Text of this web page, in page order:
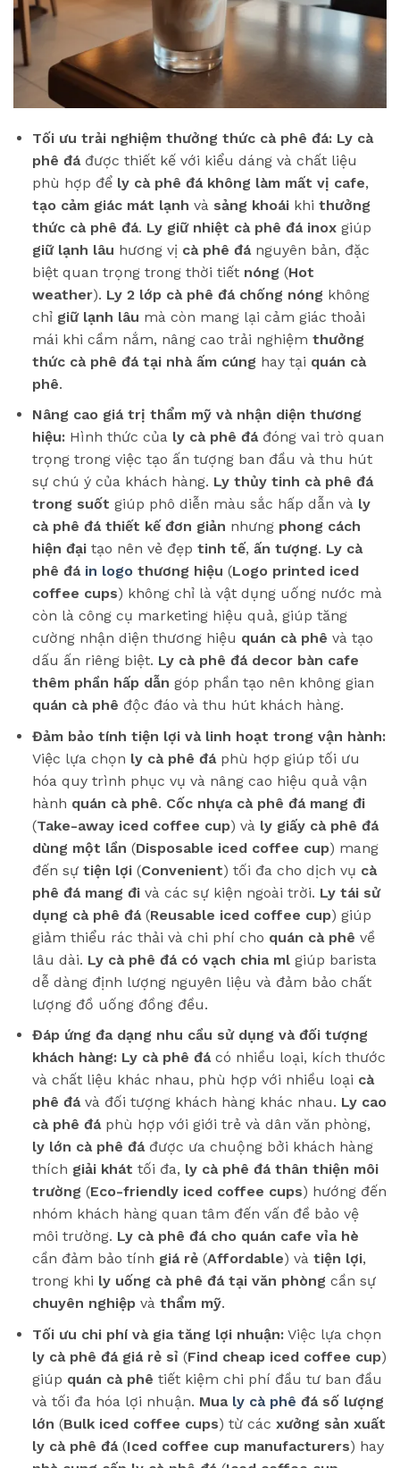
Tối ưu trải nghiệm thưởng thức cà phê đá: Ly cà
phê đáđược thiết kế với kiểu dáng và chất liệu
phù hợp để ly cà phê đá không làm mất vị cafe,
tạo cảm giác mát lạnh và sảng khoáikhi thưởng
thức cà phê đá. Ly giữ nhiệt cà phê đá inoxgiúp
giữ lạnh lâu hương vị cà phê đánguyên bản, đặc
biệt quan trọng trong thời tiết nóng (Hot
weather). Ly 2 lớp cà phê đá chống nóng không
chỉ giữ lạnh lâu mà còn mang lại cảm giác thoải
mái khi cầm nắm, nâng cao trải nghiệm thưởng
thức cà phê đá tại nhà ấm cúng hay tại quán cà
phê.
Nâng cao giá trị thẩm mỹ và nhận diện thương
hiệu:Hình thức của ly cà phê đáđóng vai trò quan
trọng trong việc tạo ấn tượng ban đầu và thu hút
sự chú ý của khách hàng. Ly thủy tinh cà phê đá
trong suốt giúp phô diễn màu sắc hấp dẫn và ly
cà phê đá thiết kế đơn giản nhưng phong cách
hiện đạitạo nên vẻ đẹp tinh tế, ấn tượng. Ly cà
phê đá in logothương hiệu (Logo printed iced
coffee cups) không chỉ là vật dụng uống nước mà
còn là công cụ marketing hiệu quả, giúp tăng
cường nhận diện thương hiệu quán cà phê và tạo
dấu ấn riêng biệt. Ly cà phê đá decor bàn cafe
thêm phần hấp dẫn góp phần tạo nên không gian
quán cà phê độc đáo và thu hút khách hàng.
Đảm bảo tính tiện lợi và linh hoạt trong vận hành:
Việc lựa chọn ly cà phê đáphù hợp giúp tối ưu
hóa quy trình phục vụ và nâng cao hiệu quả vận
hành quán cà phê. Cốc nhựa cà phê đá mang đi
(Take-away iced coffee cup) và ly giấy cà phê đá
dùng một lần (Disposable iced coffee cup) mang
đến sự tiện lợi(Convenient) tối đa cho dịch vụ cà
phê đá mang đivà các sự kiện ngoài trời. Ly tái sử
dụng cà phê đá(Reusable iced coffee cup) giúp
giảm thiểu rác thải và chi phí cho quán cà phê về
lâu dài. Ly cà phê đá có vạch chia mlgiúp barista
dễ dàng định lượng nguyên liệu và đảm bảo chất
lượng đồ uống đồng đều.
Đáp ứng đa dạng nhu cầu sử dụng và đối tượng
khách hàng: Ly cà phê đácó nhiều loại, kích thước
và chất liệu khác nhau, phù hợp với nhiều loại cà
phê đávà đối tượng khách hàng khác nhau. Ly cao
cà phê đáphù hợp với giới trẻ và dân văn phòng,
ly lớn cà phê đáđược ưa chuộng bởi khách hàng
thích giải khát tối đa, ly cà phê đá thân thiện môi
trường (Eco-friendly iced coffee cups) hướng đến
nhóm khách hàng quan tâm đến vấn đề bảo vệ
môi trường. Ly cà phê đá cho quán cafe vỉa hè
cần đảm bảo tính giá rẻ(Affordable) và tiện lợi,
trong khi ly uống cà phê đá tại văn phòng cần sự
chuyên nghiệpvà thẩm mỹ.
Tối ưu chi phí và gia tăng lợi nhuận:Việc lựa chọn
ly cà phê đá giá rẻ sỉ (Find cheap iced coffee cup)
giúp quán cà phê tiết kiệm chi phí đầu tư ban đầu
và tối đa hóa lợi nhuận. Mua ly cà phê đá số lượng
lớn (Bulk iced coffee cups) từ các xưởng sản xuất
ly cà phê đá(Iced coffee cup manufacturers) hay